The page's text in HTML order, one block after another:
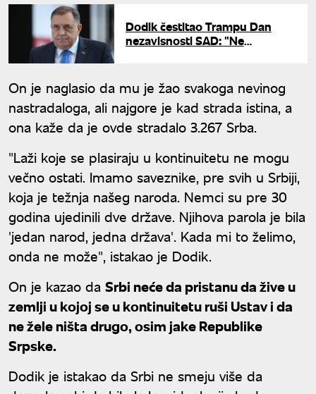
Dodik čestitao Trampu Dan
nezavisnosti SAD: "Ne
On je naglasio da mu je žao svakoga nevinog
nastradaloga, ali najgore je kad strada istina, a
ona kaže da je ovde stradalo 3.267 Srba.
"Laži koje se plasiraju u kontinuitetu ne mogu
večno ostati. Imamo saveznike, pre svih u Srbiji,
koja je težnja našeg naroda. Nemci su pre 30
godina ujedinili dve države. Njihova parola je bila
'jedan narod, jedna država'. Kada mi to želimo,
onda ne može", istakao je Dodik.
On je kazao da Srbi neće da pristanu da žive u
zemlji u kojoj se u kontinuitetu ruši Ustav i da
ne žele ništa drugo, osim jake Republike
Srpske.
Dodik je istakao da Srbi ne smeju više da